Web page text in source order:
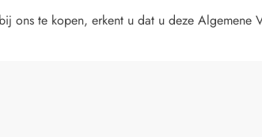
ons te kopen, erkent u dat u deze